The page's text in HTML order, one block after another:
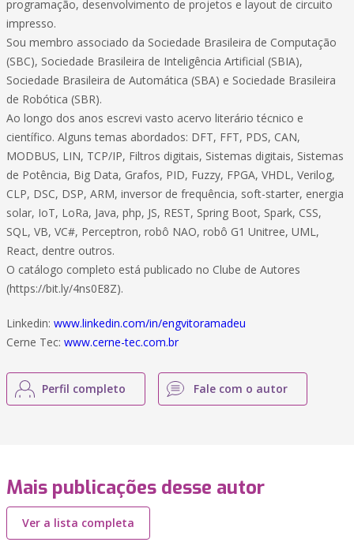
programação, desenvolvimento de projetos e layout de circuito
impresso.
Sou membro associado da Sociedade Brasileira de Computação
(SBC), Sociedade Brasileira de Inteligência Artificial (SBIA),
Sociedade Brasileira de Automática (SBA) e Sociedade Brasileira
de Robótica (SBR).
Ao longo dos anos escrevi vasto acervo literário técnico e
científico. Alguns temas abordados: DFT, FFT, PDS, CAN,
MODBUS, LIN, TCP/IP, Filtros digitais, Sistemas digitais, Sistemas
de Potência, Big Data, Grafos, PID, Fuzzy, FPGA, VHDL, Verilog,
CLP, DSC, DSP, ARM, inversor de frequência, soft-starter, energia
solar, IoT, LoRa, Java, php, JS, REST, Spring Boot, Spark, CSS,
SQL, VB, VC#, Perceptron, robô NAO, robô G1 Unitree, UML,
React, dentre outros.
O catálogo completo está publicado no Clube de Autores
(https://bit.ly/4ns0E8Z).
Linkedin: www.linkedin.com/in/engvitoramadeu
Cerne Tec: www.cerne-tec.com.br
Perfil completo Fale com o autor
Mais publicações desse autor
Ver a lista completa